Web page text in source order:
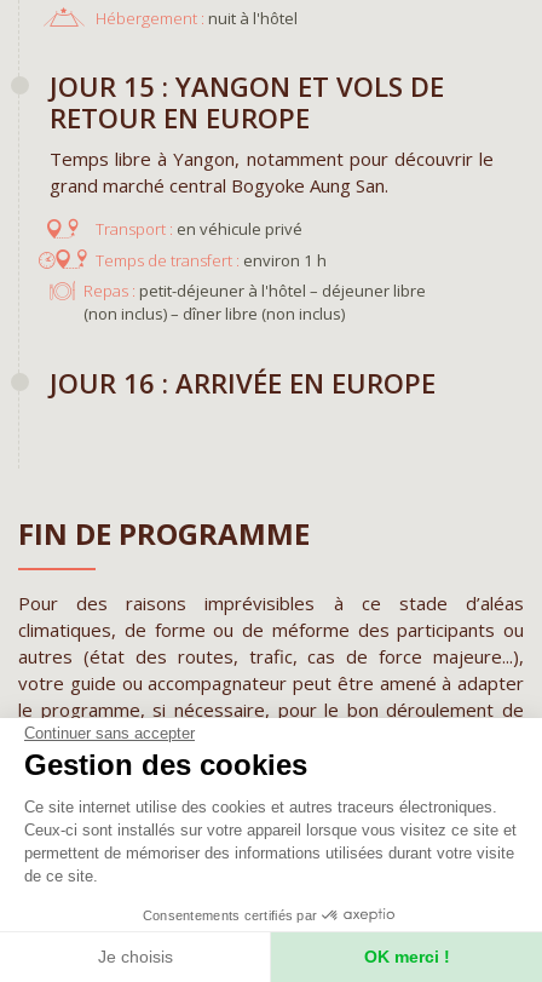
Hébergement : nuit à l'hôtel
JOUR 15 : YANGON ET VOLS DE
RETOUR EN EUROPE
Temps libre à Yangon, notamment pour découvrir le
grand marché central Bogyoke Aung San.
en véhicule privé
environ 1 h
Repas : petit-déjeuner à l'hôtel – déjeuner libre
(non inclus) – dîner libre (non inclus)
JOUR 16 : ARRIVÉE EN EUROPE
FIN DE PROGRAMME
Pour des raisons imprévisibles à ce stade d’aléas
climatiques, de forme ou de méforme des participants ou
autres (état des routes, trafic, cas de force majeure...),
votre guide ou accompagnateur peut être amené à adapter
le programme, si nécessaire, pour le bon déroulement de
votre voyage. Il reste seul juge et le garant de votre
sécurité. Les temps de marche sont donnés à titre indicatif
Continuer sans accepter
Gestion des cookies
Ce site internet utilise des cookies et autres traceurs électroniques.
Ceux-ci sont installés sur votre appareil lorsque vous visitez ce site et
permettent de mémoriser des informations utilisées durant votre visite
de ce site.
Consentements certifiés par
Je choisis OK merci !